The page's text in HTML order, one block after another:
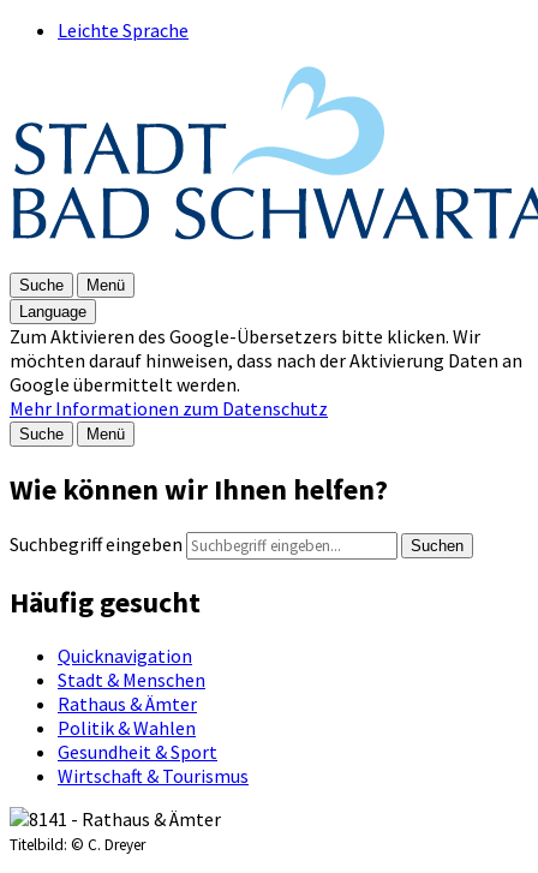
Leichte Sprache
Suche
Menü
Language
Zum Aktivieren des Google-Übersetzers bitte klicken. Wir
möchten darauf hinweisen, dass nach der Aktivierung Daten an
Google übermittelt werden.
Mehr Informationen zum Datenschutz
Suche Menü
Wie können wir Ihnen helfen?
Suchbegriff eingeben Suchen
Häufig gesucht
Quicknavigation
Stadt & Menschen
Rathaus & Ämter
Politik & Wahlen
Gesundheit & Sport
Wirtschaft & Tourismus
Titelbild: © C. Dreyer